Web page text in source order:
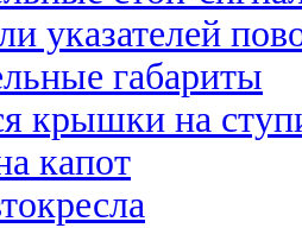
указателей
габариты
крышки на
капот